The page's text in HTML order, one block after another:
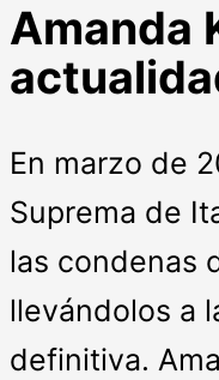
Amanda
En marzo de
Suprema de
las condenas
llevándolos a
definitiva.